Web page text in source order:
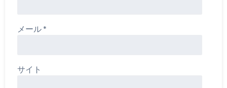
メール*
サイト